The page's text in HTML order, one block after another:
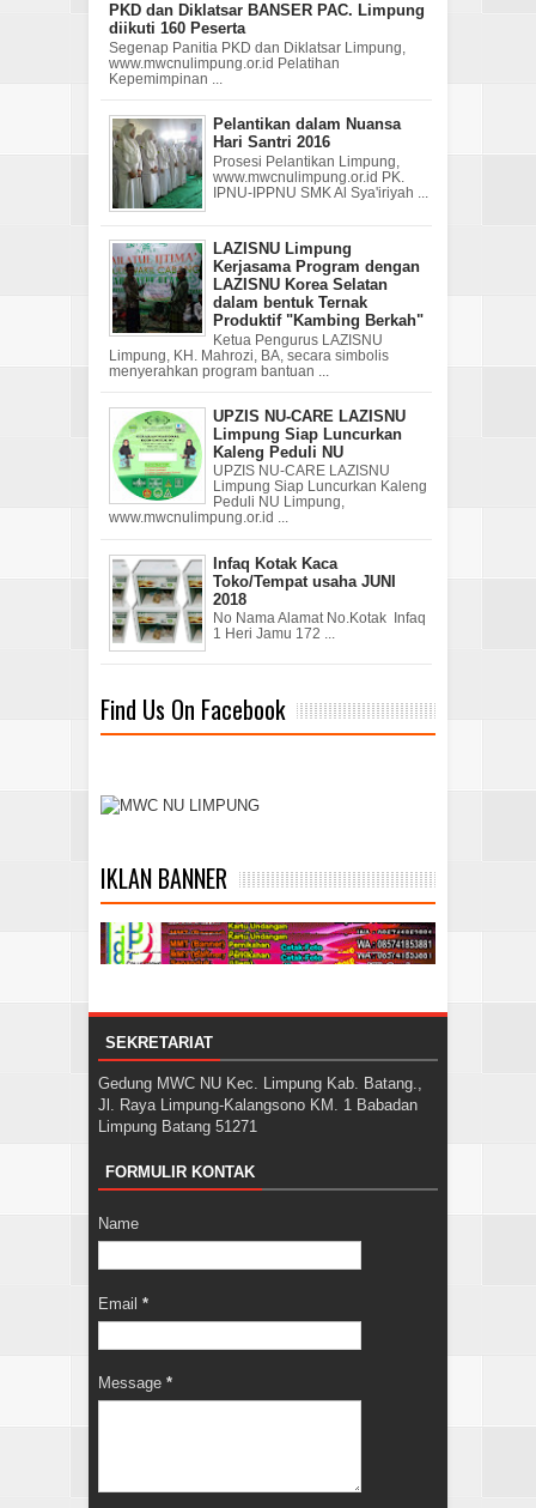
PKD dan Diklatsar BANSER PAC. Limpung
diikuti 160 Peserta
Segenap Panitia PKD dan Diklatsar Limpung,
www.mwcnulimpung.or.id Pelatihan
Kepemimpinan ...
Pelantikan dalam Nuansa
Hari Santri 2016
Prosesi Pelantikan Limpung,
www.mwcnulimpung.or.id PK.
IPNU-IPPNU SMK Al Sya'iriyah ...
LAZISNU Limpung
Kerjasama Program dengan
LAZISNU Korea Selatan
dalam bentuk Ternak
Produktif "Kambing Berkah"
Ketua Pengurus LAZISNU
Limpung, KH. Mahrozi, BA, secara simbolis
menyerahkan program bantuan ...
UPZIS NU-CARE LAZISNU
Limpung Siap Luncurkan
Kaleng Peduli NU
UPZIS NU-CARE LAZISNU
Limpung Siap Luncurkan Kaleng
Peduli NU Limpung,
www.mwcnulimpung.or.id ...
Infaq Kotak Kaca
Toko/Tempat usaha JUNI
2018
No Nama Alamat No.Kotak Infaq
1 Heri Jamu 172 ...
Find Us On Facebook
IKLAN BANNER
SEKRETARIAT
Gedung MWC NU Kec. Limpung Kab. Batang.,
Jl. Raya Limpung-Kalangsono KM. 1 Babadan
Limpung Batang 51271
FORMULIR KONTAK
Name
Email *
Message *